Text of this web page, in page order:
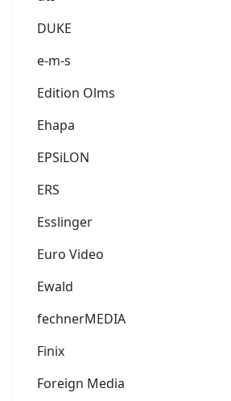
DUKE
e-m-s
Edition Olms
Ehapa
EPSiLON
ERS
Esslinger
Euro Video
Ewald
fechnerMEDIA
Finix
Foreign Media